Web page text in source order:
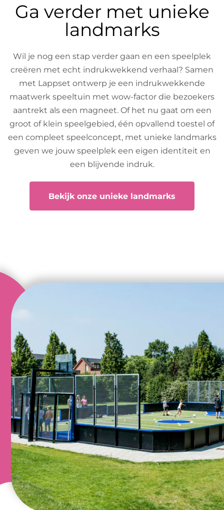
Ga verder met unieke
landmarks
Wil je nog een stap verder gaan en een speelplek
creëren met echt indrukwekkend verhaal? Samen
met Lappset ontwerp je een indrukwekkende
maatwerk speeltuin met wow-factor die bezoekers
aantrekt als een magneet. Of het nu gaat om een
groot of klein speelgebied, één opvallend toestel of
een compleet speelconcept, met unieke landmarks
geven we jouw speelplek een eigen identiteit en
een blijvende indruk.
Bekijk onze unieke landmarks